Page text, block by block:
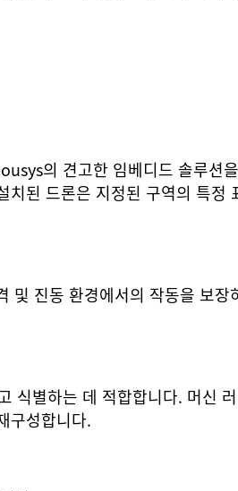
의 견고한 임베디드 솔루
된 드론은 지정된 구역의 특
진동 환경에서의 작동을 보
식별하는 데 적합합니다. 머신
구성합니다.